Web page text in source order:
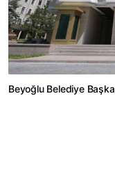
Beyoğlu Belediye